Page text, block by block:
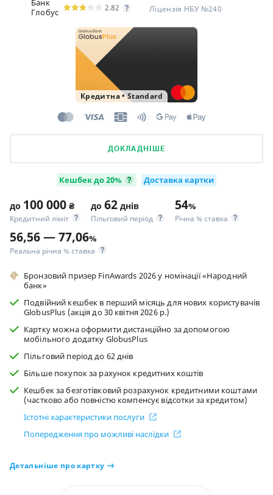
Банк
Глобус
2.82 Ліцензія НБУ №240
Кредитна•Standard
ДОКЛАДНІШЕ
Кешбек до 20% Доставка картки
до 100 000 ₴
Кредитний ліміт
до 62 днів
Пільговий період
54%
Річна % ставка
56,56 — 77,06%
Реальна річна % ставка
Бронзовий призер FinAwards 2026 у номінації «Народний
банк»
Подвійний кешбек в перший місяць для нових користувачів
GlobusPlus (акція до 30 квітня 2026 р.)
Картку можна оформити дистанційно за допомогою
мобільного додатку GlobusPlus
Пільговий період до 62 днів
Більше покупок за рахунок кредитних коштів
Кешбек за безготівковий розрахунок кредитними коштами
(частково або повністю компенсує відсотки за кредитом)
Істотні характеристики послуги
Попередження про можливі наслідки
Детальніше про картку